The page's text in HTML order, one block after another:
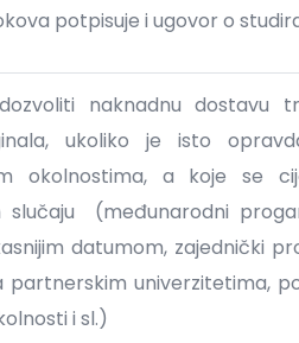
potpisuje i ugovor o
naknadnu dostavu
ukoliko je isto
okolnostima, a koje se
slučaju (međunarodni
datumom, zajednički
partnerskim univerzitetima,
i sl.)